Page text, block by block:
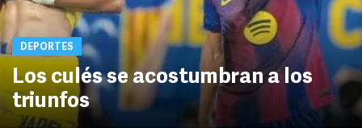
DEPORTES
Los culés se acostumbran a los
triunfos